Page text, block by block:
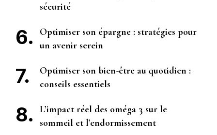
sécurité
Optimiser son épargne : stratégies pour
un avenir serein
Optimiser son bien-être au quotidien :
conseils essentiels
L’impact réel des oméga 3 sur le
sommeil et l’endormissement